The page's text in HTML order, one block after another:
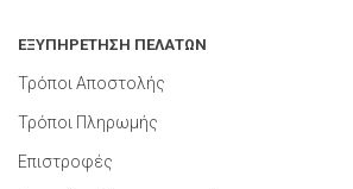
ΕΞΥΠΗΡΕΤΗΣΗ ΠΕΛΑΤΩΝ
Τρόποι Αποστολής
Τρόποι Πληρωμής
Επιστροφές